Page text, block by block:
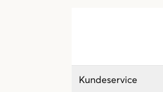
Kundeservice